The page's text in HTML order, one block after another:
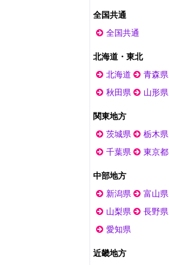
全国共通
全国共通
北海道・東北
北海道
青森県
秋田県
山形県
関東地方
茨城県
栃木県
千葉県
東京都
中部地方
新潟県
富山県
山梨県
長野県
愛知県
近畿地方